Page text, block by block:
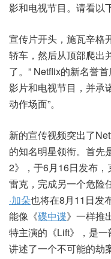
影和电视节目。请看以
宣传片开头，施瓦辛格
轿车，然后从顶部爬出
了。” Netflix的新名誉
影片和电视节目，并承
动作场面”。
新的宣传视频突出了
的知名明星领衔。首先
2》，于6月16日发布，
雷克，完成另一个危险
·加朵也将在8月11日发
能像《碟中谍》一样推
特主演的《Lift》，是
讲述了一个不可能的劫案